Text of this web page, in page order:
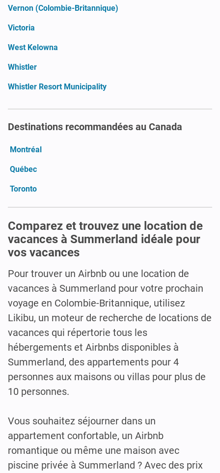
Vernon (Colombie-Britannique)
Victoria
West Kelowna
Whistler
Whistler Resort Municipality
Destinations recommandées au Canada
Montréal
Québec
Toronto
Comparez et trouvez une location de
vacances à Summerland idéale pour
vos vacances
Pour trouver un Airbnb ou une location de
vacances à Summerland pour votre prochain
voyage en Colombie-Britannique, utilisez
Likibu, un moteur de recherche de locations de
vacances qui répertorie tous les
hébergements et Airbnbs disponibles à
Summerland, des appartements pour 4
personnes aux maisons ou villas pour plus de
10 personnes.
Vous souhaitez séjourner dans un
appartement confortable, un Airbnb
romantique ou même une maison avec
piscine privée à Summerland ? Avec des prix